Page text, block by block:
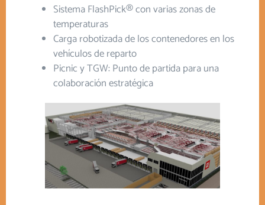
Sistema FlashPick® con varias zonas de
temperaturas
Carga robotizada de los contenedores en los
vehículos de reparto
Picnic y TGW: Punto de partida para una
colaboración estratégica